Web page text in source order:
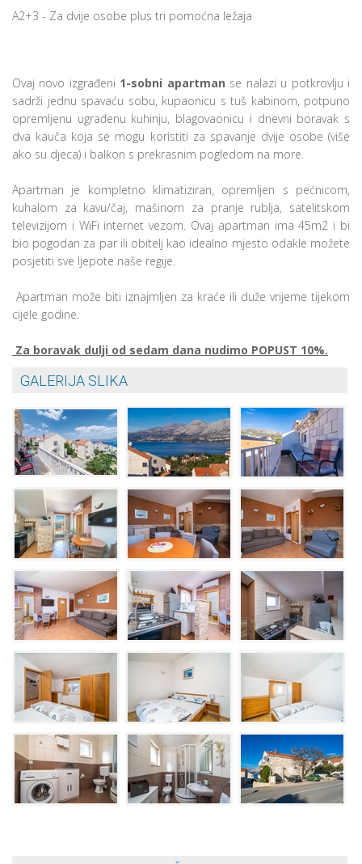
A2+3 - Za dvije osobe plus tri pomoćna ležaja
Ovaj novo izgrađeni 1-sobni apartman se nalazi u potkrovlju i
sadrži jednu spavaću sobu, kupaonicu s tuš kabinom, potpuno
opremljenu ugrađenu kuhinju, blagovaonicu i dnevni boravak s
dva kauča koja se mogu koristiti za spavanje dvije osobe (više
ako su djeca) i balkon s prekrasnim pogledom na more.
Apartman je kompletno klimatiziran, opremljen s pećnicom,
kuhalom za kavu/čaj, mašinom za pranje rublja, satelitskom
televizijom i WiFi internet vezom. Ovaj apartman ima 45m2 i bi
bio pogodan za par ili obitelj kao idealno mjesto odakle možete
posjetiti sve ljepote naše regije.
Apartman može biti iznajmljen za kraće ili duže vrijeme tijekom
cijele godine.
Za boravak dulji od sedam dana nudimo POPUST 10%.
GALERIJA SLIKA